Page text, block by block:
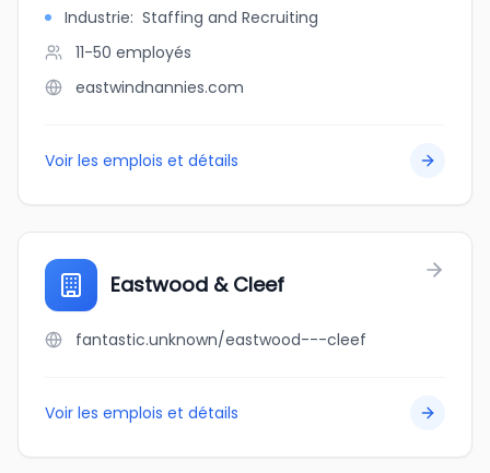
Industrie: Staffing and Recruiting
11-50 employés
eastwindnannies.com
Voir les emplois et détails
Eastwood & Cleef
fantastic.unknown/eastwood---cleef
Voir les emplois et détails